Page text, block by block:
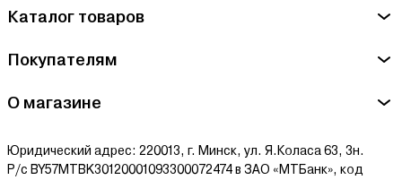
Каталог товаров
Покупателям
О магазине
Юридический адрес: 220013, г. Минск, ул. Я.Коласа 63, 3н.
Р/с BY57MTBK30120001093300072474 в ЗАО «МТБанк», код